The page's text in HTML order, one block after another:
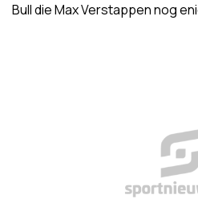
Bull die Max Verstappen nog